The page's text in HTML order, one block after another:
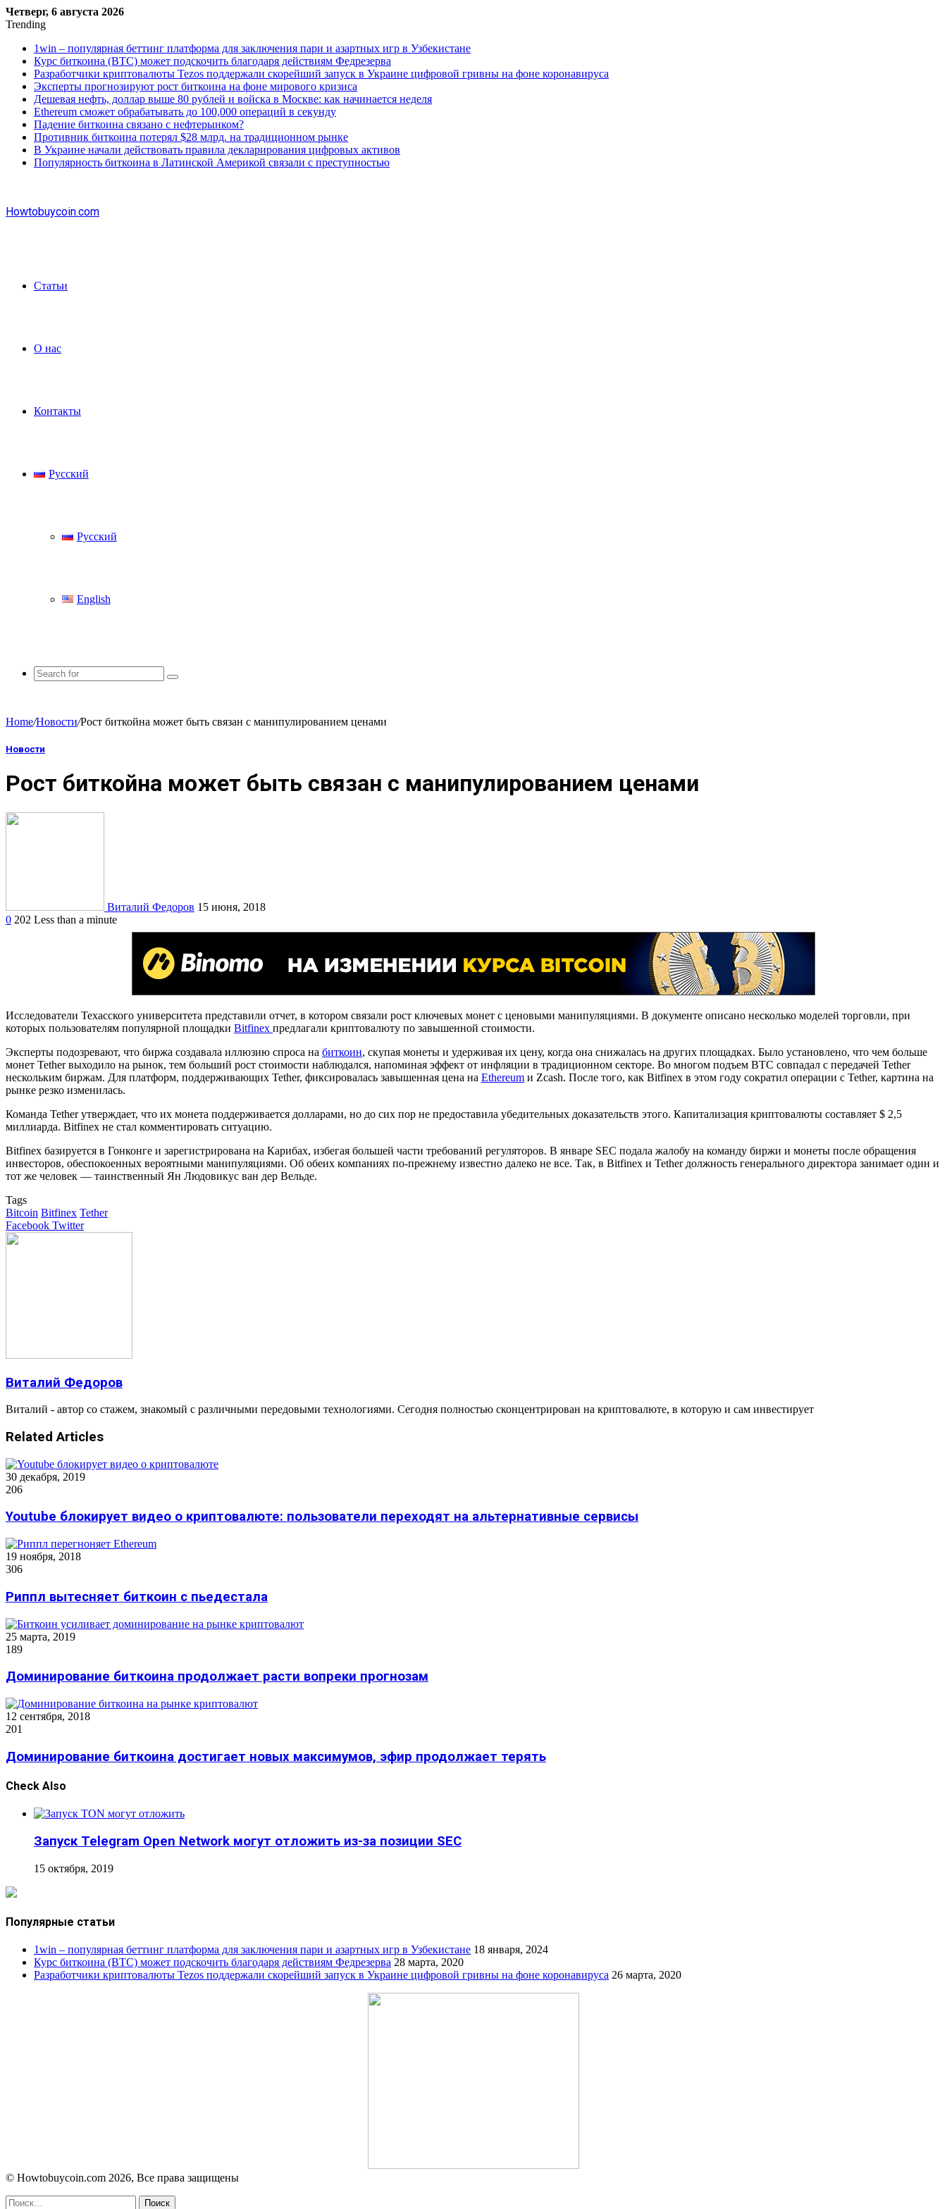
Четверг, 6 августа 2026
Trending
1win – популярная беттинг платформа для заключения пари и азартных игр в Узбекистане
Курс биткоина (BTC) может подскочить благодаря действиям Федрезерва
Разработчики криптовалюты Tezos поддержали скорейший запуск в Украине цифровой гривны на фоне коронавируса
Эксперты прогнозируют рост биткоина на фоне мирового кризиса
Дешевая нефть, доллар выше 80 рублей и войска в Москве: как начинается неделя
Ethereum сможет обрабатывать до 100,000 операций в секунду
Падение биткоина связано с нефтерынком?
Противник биткоина потерял $28 млрд. на традиционном рынке
В Украине начали действовать правила декларирования цифровых активов
Популярность биткоина в Латинской Америкой связали с преступностью
Howtobuycoin.com
Статьи
О нас
Контакты
Русский
Русский
English
Home/Новости/Рост биткойна может быть связан с манипулированием ценами
Новости
Рост биткойна может быть связан с манипулированием ценами
Виталий Федоров 15 июня, 2018
0 202 Less than a minute
Исследователи Техасского университета представили отчет, в котором связали рост ключевых монет с ценовыми манипуляциями. В документе описано несколько моделей торговли, при
которых пользователям популярной площадки Bitfinex предлагали криптовалюту по завышенной стоимости.
Эксперты подозревают, что биржа создавала иллюзию спроса на биткоин, скупая монеты и удерживая их цену, когда она снижалась на других площадках. Было установлено, что чем больше
монет Tether выходило на рынок, тем больший рост стоимости наблюдался, напоминая эффект от инфляции в традиционном секторе. Во многом подъем BTC совпадал с передачей Tether
нескольким биржам. Для платформ, поддерживающих Tether, фиксировалась завышенная цена на Ethereum и Zcash. После того, как Bitfinex в этом году сократил операции с Tether, картина на
рынке резко изменилась.
Команда Tether утверждает, что их монета поддерживается долларами, но до сих пор не предоставила убедительных доказательств этого. Капитализация криптовалюты составляет $ 2,5
миллиарда. Bitfinex не стал комментировать ситуацию.
Bitfinex базируется в Гонконге и зарегистрирована на Карибах, избегая большей части требований регуляторов. В январе SEC подала жалобу на команду биржи и монеты после обращения
инвесторов, обеспокоенных вероятными манипуляциями. Об обеих компаниях по-прежнему известно далеко не все. Так, в Bitfinex и Tether должность генерального директора занимает один и
тот же человек — таинственный Ян Людовикус ван дер Вельде.
Tags
Bitcoin Bitfinex Tether
Facebook TwitterGoogle+
LinkedIn
Tumblr
Pinterest
Reddit
VKontakte
Виталий Федоров
Виталий - автор со стажем, знакомый с различными передовыми технологиями. Сегодня полностью сконцентрирован на криптовалюте, в которую и сам инвестирует
Related Articles
30 декабря, 2019
206
Youtube блокирует видео о криптовалюте: пользователи переходят на альтернативные сервисы
19 ноября, 2018
306
Риппл вытесняет биткоин с пьедестала
25 марта, 2019
189
Доминирование биткоина продолжает расти вопреки прогнозам
12 сентября, 2018
201
Доминирование биткоина достигает новых максимумов, эфир продолжает терять
Check Also
Close
Запуск Telegram Open Network могут отложить из-за позиции SEC
15 октября, 2019
Популярные статьи
1win – популярная беттинг платформа для заключения пари и азартных игр в Узбекистане 18 января, 2024
Курс биткоина (BTC) может подскочить благодаря действиям Федрезерва 28 марта, 2020
Разработчики криптовалюты Tezos поддержали скорейший запуск в Украине цифровой гривны на фоне коронавируса 26 марта, 2020
© Howtobuycoin.com 2026, Все права защищены
Facebook
Twitter
WhatsApp
Telegram
Close
Найти: